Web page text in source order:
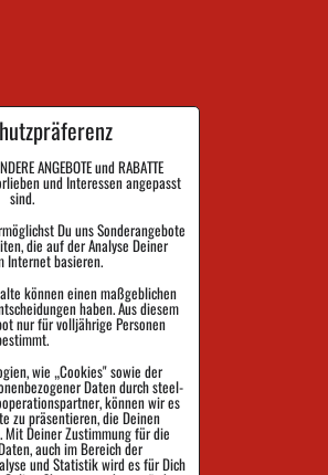
ANGEBOTE und RABATTE
und Interessen angepasst
sind.
Du uns Sonderangebote
die auf der Analyse Deiner
Internet basieren.
können einen maßgeblichen
haben. Aus diesem
nur für volljährige Personen
wie „Cookies" sowie der
Daten durch steel-
können wir es
zu präsentieren, die Deinen
Mit Deiner Zustimmung für die
auch im Bereich der
und Statistik wird es für Dich